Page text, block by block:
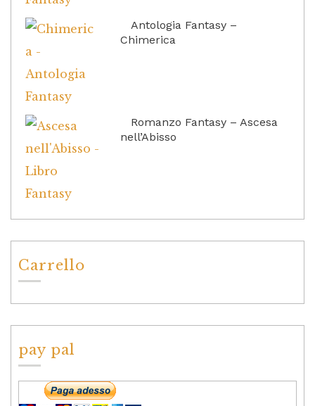
Antologia Fantasy –
Chimerica
Romanzo Fantasy – Ascesa
nell’Abisso
Carrello
pay pal